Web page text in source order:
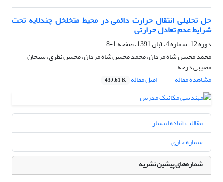
حل تحلیلی انتقال حرارت دائمی در محیط متخلخل چندلایه تحت
شرایط عدم تعادل حرارتی
دوره 12، شماره 4، آبان 1391، صفحه
1-8
محمد محسن شاه مردان، محمد محسن شاه مردان، محسن نظری، سبحان
مصیبی درچه
مشاهده مقاله
اصل مقاله 439.61 K
مقالات آماده انتشار
شماره جاری
شماره‌های پیشین نشریه